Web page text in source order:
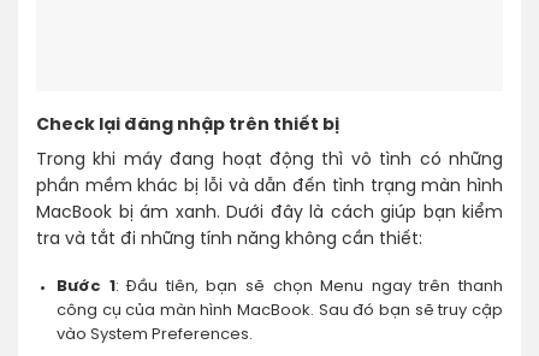
Check lại đăng nhập trên thiết bị
Trong khi máy đang hoạt động thì vô tình có những
phần mềm khác bị lỗi và dẫn đến tình trạng màn hình
MacBook bị ám xanh. Dưới đây là cách giúp bạn kiểm
tra và tắt đi những tính năng không cần thiết:
Bước 1 : Đầu tiên, bạn sẽ chọn Menu ngay trên thanh
công cụ của màn hình MacBook. Sau đó bạn sẽ truy cập
vào System Preferences.